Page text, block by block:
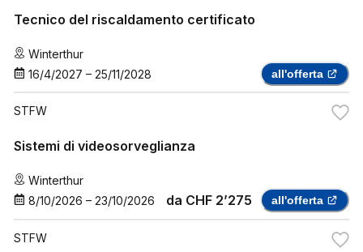
Tecnico del riscaldamento certificato
Winterthur
16/4/2027 – 25/11/2028 all'offerta
STFW
Sistemi di videosorveglianza
Winterthur
8/10/2026 – 23/10/2026 da CHF 2’275 all'offerta
STFW